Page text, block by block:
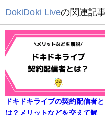
DokiDoki Liveの関連記
ドキドキライブの契約配信者と
は？メリットなどを交えて解